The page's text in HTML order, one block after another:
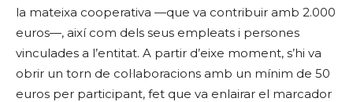
la mateixa cooperativa —que va contribuir amb 2.000
euros—, així com dels seus empleats i persones
vinculades a l’entitat. A partir d’eixe moment, s’hi va
obrir un torn de col·laboracions amb un mínim de 50
euros per participant, fet que va enlairar el marcador